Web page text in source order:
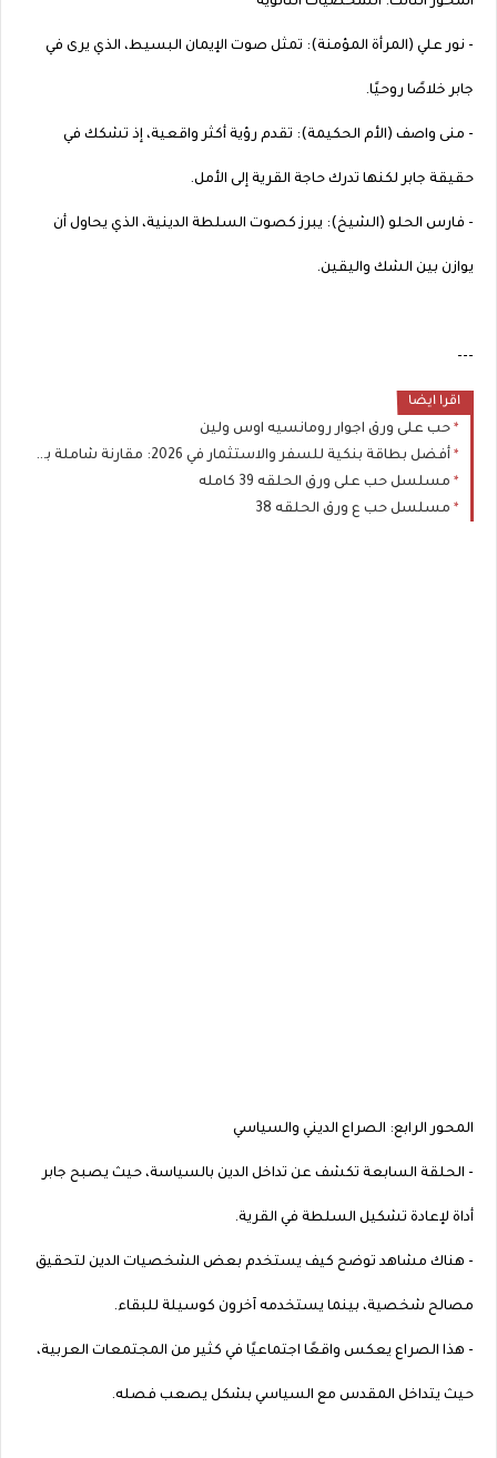
- نور علي (المرأة المؤمنة): تمثل صوت الإيمان البسيط، الذي يرى في
جابر خلاصًا روحيًا.
- منى واصف (الأم الحكيمة): تقدم رؤية أكثر واقعية، إذ تشكك في
حقيقة جابر لكنها تدرك حاجة القرية إلى الأمل.
- فارس الحلو (الشيخ): يبرز كصوت السلطة الدينية، الذي يحاول أن
يوازن بين الشك واليقين.
---
اقرا ايضا
حب على ورق اجوار رومانسيه اوس ولين
أفضل بطاقة بنكية للسفر والاستثمار في 2026: مقارنة شاملة بين Visa و Mastercard لتوفير المال
مسلسل حب على ورق الحلقه 39 كامله
مسلسل حب ع ورق الحلقه 38
المحور الرابع: الصراع الديني والسياسي
- الحلقة السابعة تكشف عن تداخل الدين بالسياسة، حيث يصبح جابر
أداة لإعادة تشكيل السلطة في القرية.
- هناك مشاهد توضح كيف يستخدم بعض الشخصيات الدين لتحقيق
مصالح شخصية، بينما يستخدمه آخرون كوسيلة للبقاء.
- هذا الصراع يعكس واقعًا اجتماعيًا في كثير من المجتمعات العربية،
حيث يتداخل المقدس مع السياسي بشكل يصعب فصله.